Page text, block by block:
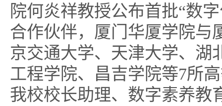
院何炎祥教授公布首批“数
合作伙伴，厦门华厦学院与
京交通大学、天津大学、湖
工程学院、昌吉学院等7所
我校校长助理、数字素养教